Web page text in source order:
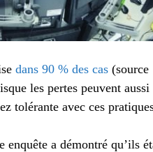
dans 90 % des cas
les pertes peuvent
tolérante avec ces
enquête a démontré qu’ils